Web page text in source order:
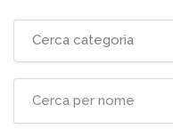
Cerca categoria